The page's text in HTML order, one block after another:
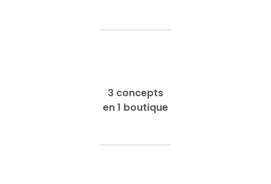
3 concepts
en 1 boutique